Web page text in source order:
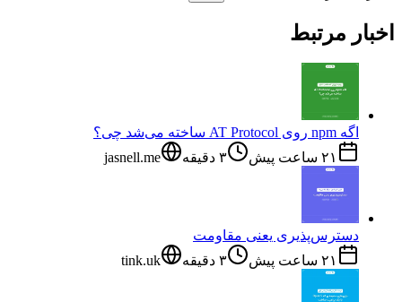
اخبار مرتبط
اگه npm روی AT Protocol ساخته می‌شد چی؟
۲۱ ساعت پیش
۳ دقیقه jasnell.me
دسترس‌پذیری یعنی مقاومت
۲۱ ساعت پیش
۳ دقیقه tink.uk